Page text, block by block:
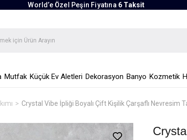
World’e Özel Peşin Fiyatına 6 Taksit
Mutfak Küçük Ev Aletleri Dekorasyon Banyo Kozmetik
Crystal Vibe İpliği Boyalı Çift Kişilik Çarşaflı Nevresim